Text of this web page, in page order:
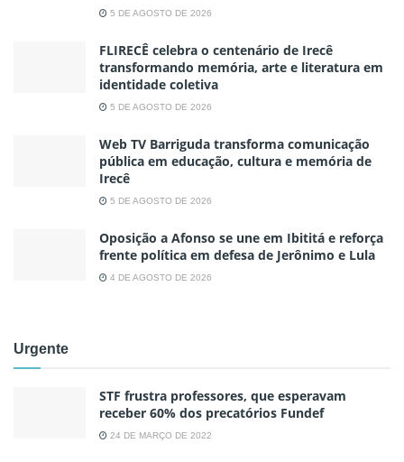
5 DE AGOSTO DE 2026
FLIRECÊ celebra o centenário de Irecê
transformando memória, arte e literatura em
identidade coletiva
5 DE AGOSTO DE 2026
Web TV Barriguda transforma comunicação
pública em educação, cultura e memória de
Irecê
5 DE AGOSTO DE 2026
Oposição a Afonso se une em Ibititá e reforça
frente política em defesa de Jerônimo e Lula
4 DE AGOSTO DE 2026
Urgente
STF frustra professores, que esperavam
receber 60% dos precatórios Fundef
24 DE MARÇO DE 2022